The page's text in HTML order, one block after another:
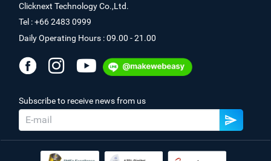
Clicknext Technology Co.,Ltd.
Tel : +66 2483 0999
Daily Operating Hours : 09.00 - 21.00
Subscribe to receive news from us